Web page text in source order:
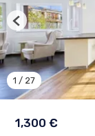
1,300 €
1 / 27
Previous